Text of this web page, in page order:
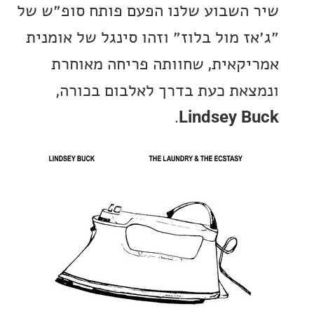
שלנו הפעם פותח סופ״ש של
מול בלוז״ וזהו סינגל של אומנית
שחוותה פריחה מאוחרת
כעת בדרך לאלבום בכורה,
Lindsey